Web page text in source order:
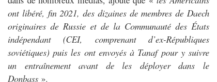
ont libéré, fin 2021, des dizaines de membres de Daech
originaires de Russie et de la Communauté des États
indépendant (CEI, comprenant d’ex-Républiques
soviétiques) puis les ont envoyés à Tanaf pour y suivre
un entraînement avant de les déployer dans le
Donbass ».